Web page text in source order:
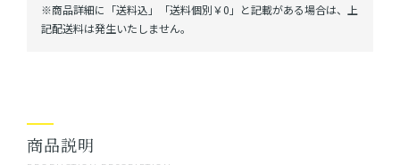
※商品詳細に「送料込」「送料個別￥0」と記載がある場合は、上
記配送料は発生いたしません。
商品説明